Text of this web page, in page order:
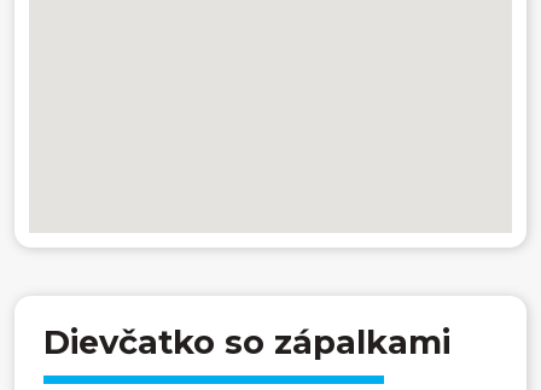
Dievčatko so zápalkami